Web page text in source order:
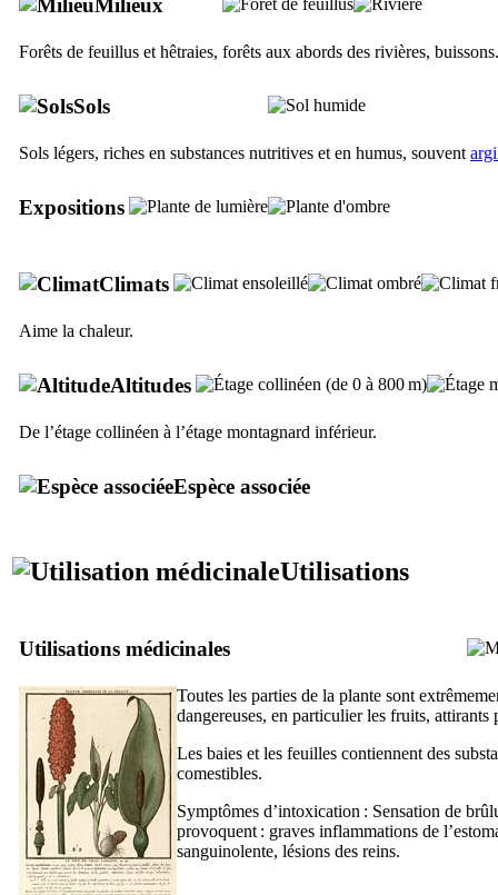
Forêts de feuillus et hêtraies, forêts aux abords des rivières, buissons.
Sols
Sols légers, riches en substances nutritives et en humus, souvent
Expositions
Climats
Aime la chaleur.
Altitudes
De l’étage collinéen à l’étage montagnard inférieur.
Espèce associée
Utilisations
Utilisations médicinales
Toutes les parties de la plante sont
dangereuses, en particulier les fruits, attirants
Les baies et les feuilles contiennent des
comestibles.
Symptômes d’intoxication : Sensation de
provoquent : graves inflammations de
sanguinolente, lésions des reins.